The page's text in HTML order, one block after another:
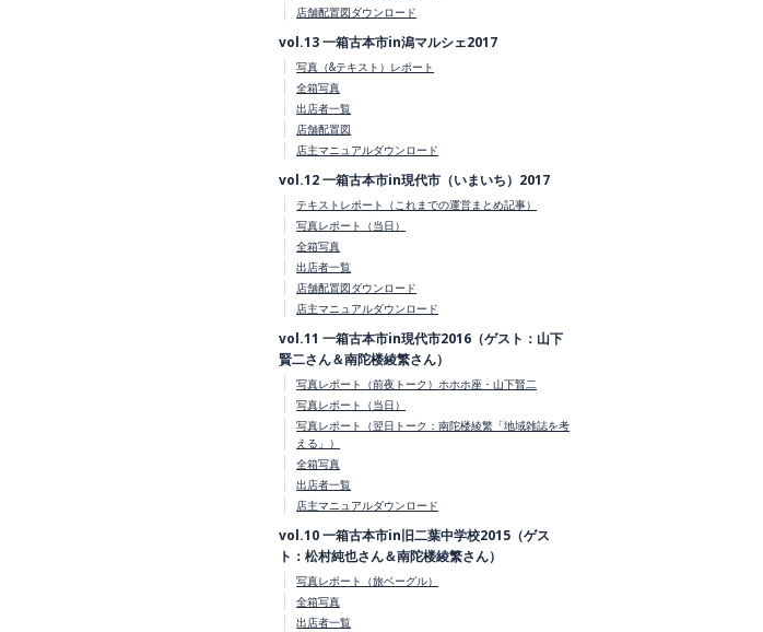
店舗配置図ダウンロード
vol.13 一箱古本市in潟マルシェ2017
写真（&テキスト）レポート
全箱写真
出店者一覧
店舗配置図
店主マニュアルダウンロード
vol.12 一箱古本市in現代市（いまいち）2017
テキストレポート（これまでの運営まとめ記事）
写真レポート（当日）
全箱写真
出店者一覧
店舗配置図ダウンロード
店主マニュアルダウンロード
vol.11 一箱古本市in現代市2016（ゲスト：山下
賢二さん＆南陀楼綾繁さん）
写真レポート（前夜トーク）ホホホ座・山下賢二
写真レポート（当日）
写真レポート（翌日トーク：南陀楼綾繁「地域雑誌を考
える」）
全箱写真
出店者一覧
店主マニュアルダウンロード
vol.10 一箱古本市in旧二葉中学校2015（ゲス
ト：松村純也さん＆南陀楼綾繁さん）
写真レポート（旅ベーグル）
全箱写真
出店者一覧